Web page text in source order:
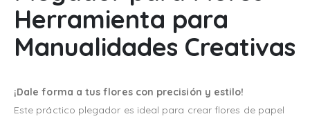
Herramienta para
Manualidades Creativas
¡Dale forma a tus flores con precisión y estilo!
Este práctico plegador es ideal para crear flores de papel